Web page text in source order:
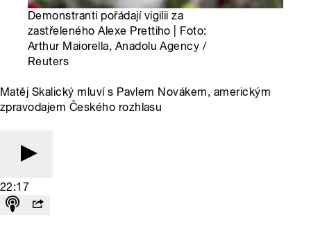
Demonstranti pořádají vigilii za
zastřeleného Alexe Prettiho | Foto:
Arthur Maiorella, Anadolu Agency /
Reuters
Matěj Skalický mluví s Pavlem Novákem, americkým
zpravodajem Českého rozhlasu
22:17